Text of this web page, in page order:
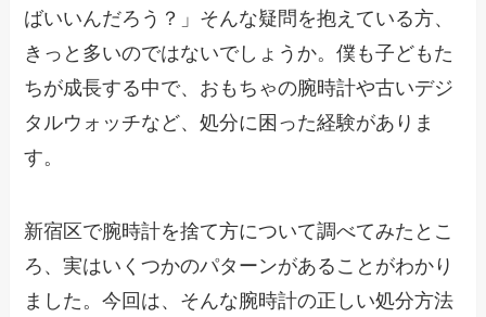
ばいいんだろう？」そんな疑問を抱えている方、
きっと多いのではないでしょうか。僕も子どもた
ちが成長する中で、おもちゃの腕時計や古いデジ
タルウォッチなど、処分に困った経験がありま
す。
新宿区で腕時計を捨て方について調べてみたとこ
ろ、実はいくつかのパターンがあることがわかり
ました。今回は、そんな腕時計の正しい処分方法